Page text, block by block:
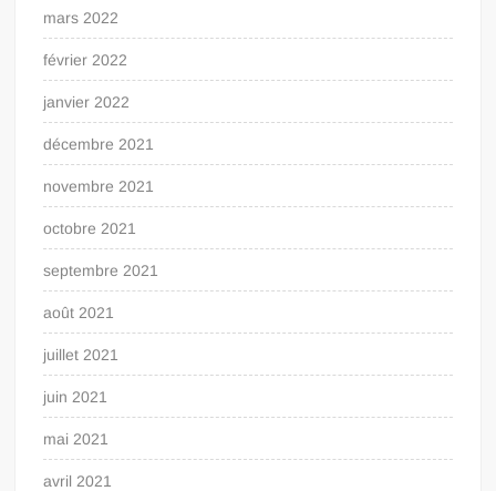
mars 2022
février 2022
janvier 2022
décembre 2021
novembre 2021
octobre 2021
septembre 2021
août 2021
juillet 2021
juin 2021
mai 2021
avril 2021